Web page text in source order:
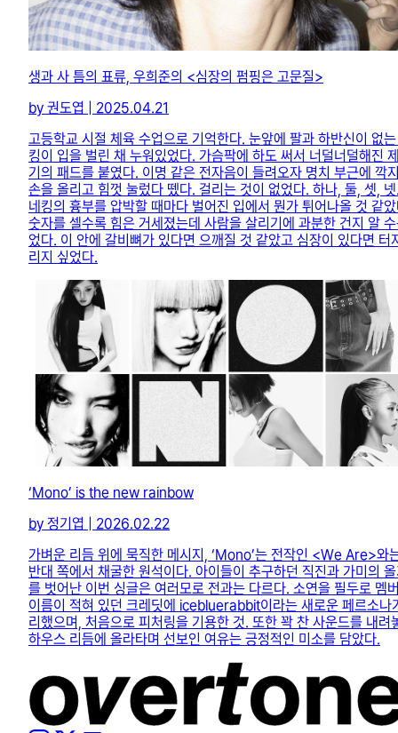
생과 사 틈의 표류, 우희준의 <심장의 펌핑은 고문질>
by 권도엽 | 2025.04.21
고등학교 시절 체육 수업으로 기억한다. 눈앞에 팔과 하반신이 없
킹이 입을 벌린 채 누워있었다. 가슴팍에 하도 써서 너덜너덜해진
기의 패드를 붙였다. 이명 같은 전자음이 들려오자 명치 부근에 깍
손을 올리고 힘껏 눌렀다 뗐다. 걸리는 것이 없었다. 하나, 둘, 셋,
네킹의 흉부를 압박할 때마다 벌어진 입에서 뭔가 튀어나올 것 같
숫자를 셀수록 힘은 거세졌는데 사람을 살리기에 과분한 건지 알
었다. 이 안에 갈비뼈가 있다면 으깨질 것 같았고 심장이 있다면 터
리지 싶었다.
‘Mono’ is the new rainbow
by 정기엽 | 2026.02.22
가벼운 리듬 위에 묵직한 메시지, ‘Mono’는 전작인 <We Are>와
반대 쪽에서 채굴한 원석이다. 아이들이 추구하던 직진과 가미의
를 벗어난 이번 싱글은 여러모로 전과는 다르다. 소연을 필두로 멤
이름이 적혀 있던 크레딧에 icebluerabbit이라는 새로운 페르소나
리했으며, 처음으로 피처링을 기용한 것. 또한 꽉 찬 사운드를 내려
하우스 리듬에 올라타며 선보인 여유는 긍정적인 미소를 담았다.